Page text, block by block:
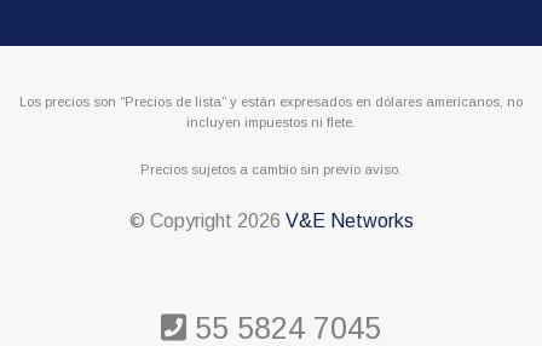
Los precios son “Precios de lista” y están expresados en dólares americanos, no
incluyen impuestos ni flete.
Precios sujetos a cambio sin previo aviso.
© Copyright 2026 V&E Networks
55 5824 7045